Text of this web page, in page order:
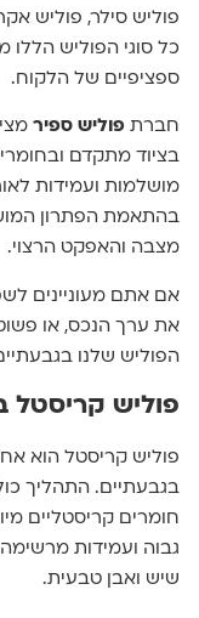
פוליש סילר, פוליש
כל סוגי הפוליש הללו
ספציפיים של הלקוח.
חברת פוליש ספיר
בציוד מתקדם
מושלמות ועמידות
בהתאמת הפתרון
מצבה והאפקט הרצוי.
אם אתם מעוניינים
את ערך הנכס, או
הפוליש שלנו
פוליש קריסטל
פוליש קריסטל הוא
בגבעתיים. התהליך
חומרים קריסטליים
גבוה ועמידות
שיש ואבן טבעית.